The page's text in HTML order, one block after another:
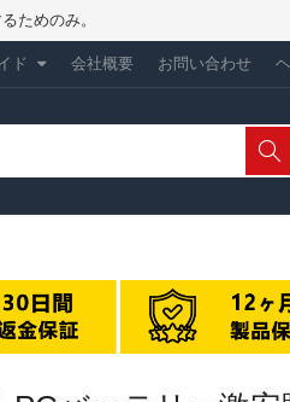
ためのみ。
ド 会社概要 お問い合わせ